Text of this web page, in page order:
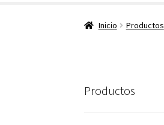
Inicio Productos
Productos